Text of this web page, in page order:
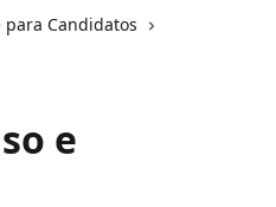
para Candidatos
e